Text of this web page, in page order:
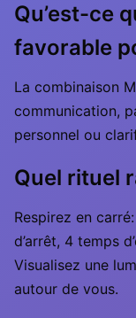
Qu’est-ce
favorable
La combinaison
communication,
personnel ou
Quel rituel
Respirez en
d’arrêt, 4 temps
Visualisez une
autour de vous.